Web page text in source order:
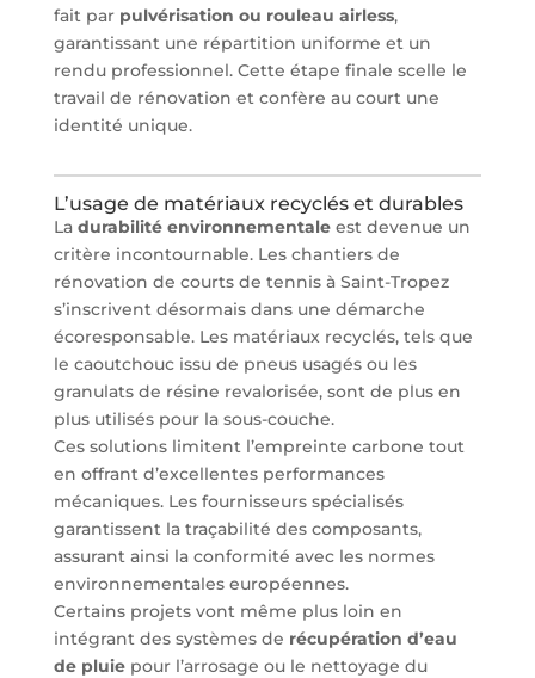
fait par pulvérisation ou rouleau airless,
garantissant une répartition uniforme et un
rendu professionnel. Cette étape finale scelle le
travail de rénovation et confère au court une
identité unique.
L’usage de matériaux recyclés et durables
La durabilité environnementaleest devenue un
critère incontournable. Les chantiers de
rénovation de courts de tennis à Saint-Tropez
s’inscrivent désormais dans une démarche
écoresponsable. Les matériaux recyclés, tels que
le caoutchouc issu de pneus usagés ou les
granulats de résine revalorisée, sont de plus en
plus utilisés pour la sous-couche.
Ces solutions limitent l’empreinte carbone tout
en offrant d’excellentes performances
mécaniques. Les fournisseurs spécialisés
garantissent la traçabilité des composants,
assurant ainsi la conformité avec les normes
environnementales européennes.
Certains projets vont même plus loin en
intégrant des systèmes de récupération d’eau
de pluiepour l’arrosage ou le nettoyage du